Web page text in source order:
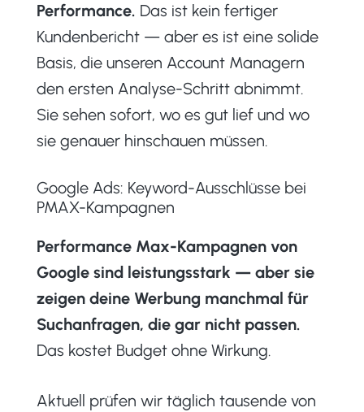
Performance. Das ist kein fertiger
Kundenbericht — aber es ist eine solide
Basis, die unseren Account Managern
den ersten Analyse-Schritt abnimmt.
Sie sehen sofort, wo es gut lief und wo
sie genauer hinschauen müssen.
Google Ads: Keyword-Ausschlüsse bei
PMAX-Kampagnen
Performance Max-Kampagnen von
Google sind leistungsstark — aber sie
zeigen deine Werbung manchmal für
Suchanfragen, die gar nicht passen.
Das kostet Budget ohne Wirkung.
Aktuell prüfen wir täglich tausende von